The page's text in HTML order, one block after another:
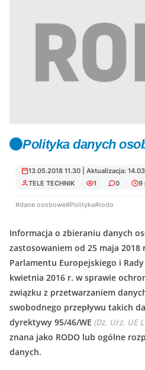
Polityka danych
13.05.2018 11.30 | Aktualizacja:
TELE TECHNIK
1 0 9
#dane osobowe#Polityka#rodo
Informacja o zbieraniu danych
zastosowaniem od 25 maja 2018
Parlamentu Europejskiego i Rady
kwietnia 2016 r. w sprawie
związku z przetwarzaniem
swobodnego przepływu takich
dyrektywy 95/46/WE (Dz. Urz. UE
znana jako RODO lub ogólne
danych.